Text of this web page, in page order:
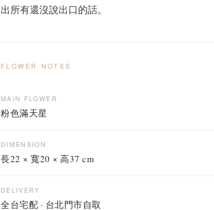
出所有還沒說出口的話。
FLOWER NOTES
MAIN FLOWER
粉色滿天星
DIMENSION
長22 × 寬20 × 高37 cm
DELIVERY
全台宅配 · 台北門市自取